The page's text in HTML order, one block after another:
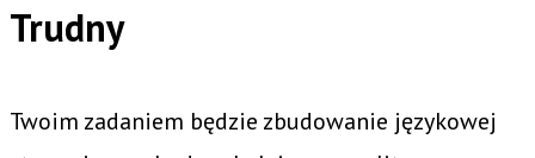
Trudny
Twoim zadaniem będzie zbudowanie językowej